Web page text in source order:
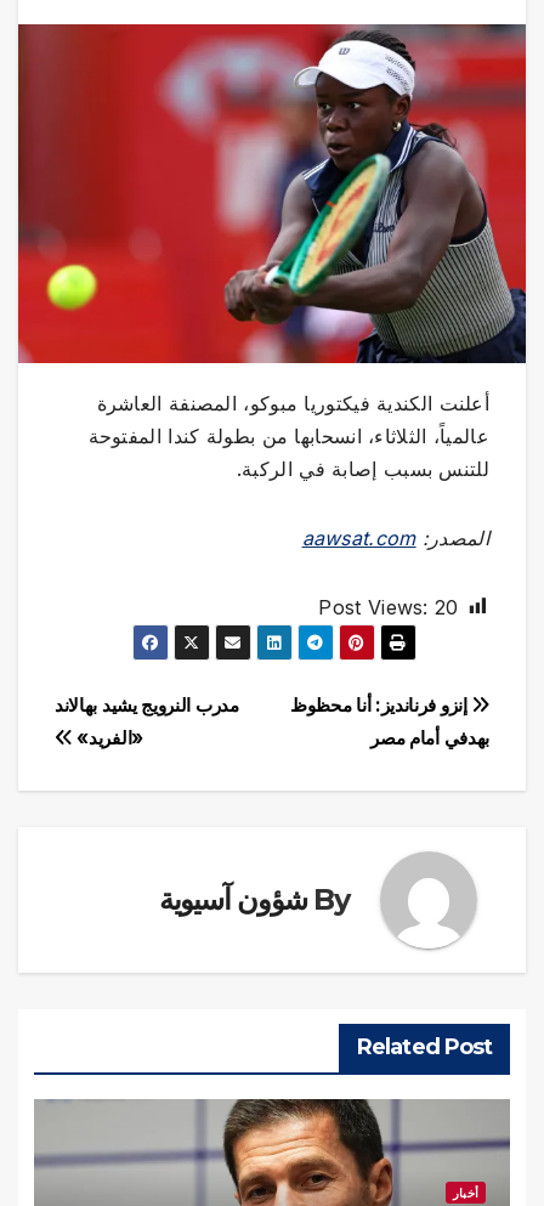
أعلنت الكندية فيكتوريا مبوكو، المصنفة العاشرة
عالمياً، الثلاثاء، انسحابها من بطولة كندا المفتوحة
للتنس بسبب إصابة في الركبة.
المصدر:aawsat.com
Post Views: 20
تصفّح
المقالات
مدرب النرويج يشيد بهالاند
«الفريد»
إنزو فرنانديز: أنا محظوظ
بهدفي أمام مصر
By شؤون آسيوية
Related Post
أخبار